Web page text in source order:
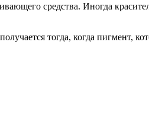
средства. Иногда
тогда, когда пигмент,